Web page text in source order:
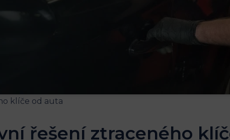
​řešení⁣ ztraceného